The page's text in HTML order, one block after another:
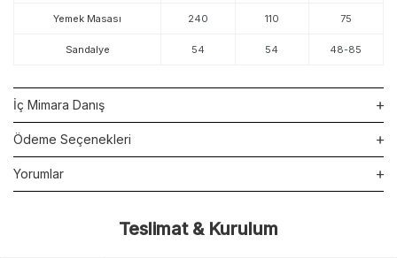
Yemek Masası 240 110 75
Sandalye 54 54 48-85
İç Mimara Danış
Ödeme Seçenekleri
Yorumlar
Teslimat & Kurulum